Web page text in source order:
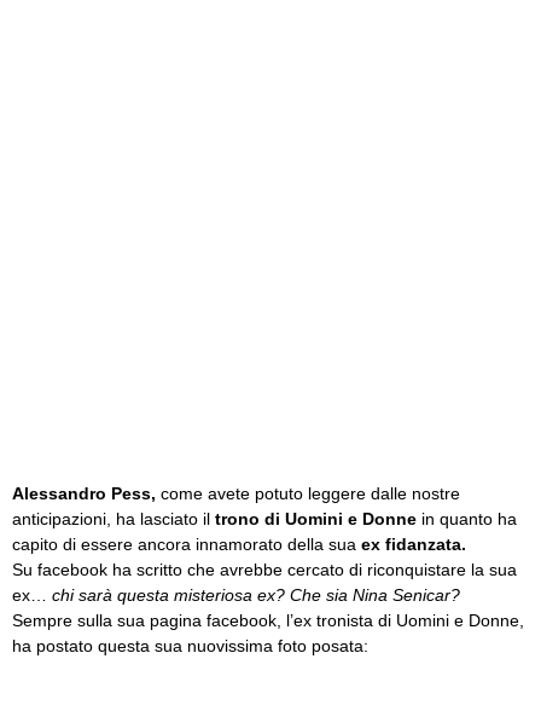
Alessandro Pess, come avete potuto leggere dalle nostre
anticipazioni, ha lasciato il trono di Uomini e Donne in quanto ha
capito di essere ancora innamorato della sua ex fidanzata.
Su facebook ha scritto che avrebbe cercato di riconquistare la sua
ex…
chi sarà questa misteriosa ex? Che sia Nina Senicar?
Sempre sulla sua pagina facebook, l’ex tronista di Uomini e Donne,
ha postato questa sua nuovissima foto posata: